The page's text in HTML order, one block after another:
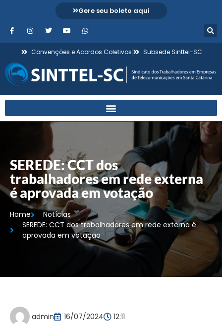
Gere seu boleto aqui
Convenções e Acordos Coletivos Subsede Sinttel-SC
SEREDE: CCT dos
trabalhadores em rede externa
é aprovada em votação
Home
Notícias
SEREDE: CCT dos trabalhadores em rede externa é
aprovada em votação
admin 16/07/2024 12:11